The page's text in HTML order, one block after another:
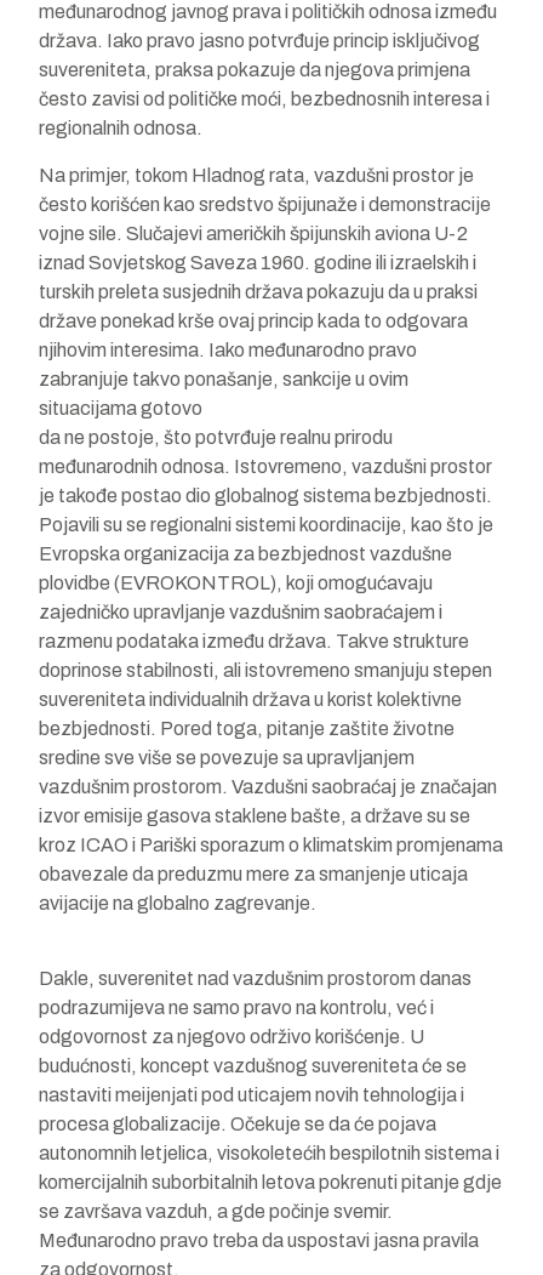
međunarodnog javnog prava i političkih odnosa između
država. Iako pravo jasno potvrđuje princip isključivog
suvereniteta, praksa pokazuje da njegova primjena
često zavisi od političke moći, bezbednosnih interesa i
regionalnih odnosa.
Na primjer, tokom Hladnog rata, vazdušni prostor je
često korišćen kao sredstvo špijunaže i demonstracije
vojne sile. Slučajevi američkih špijunskih aviona U-2
iznad Sovjetskog Saveza 1960. godine ili izraelskih i
turskih preleta susjednih država pokazuju da u praksi
države ponekad krše ovaj princip kada to odgovara
njihovim interesima. Iako međunarodno pravo
zabranjuje takvo ponašanje, sankcije u ovim
situacijama gotovo
da ne postoje, što potvrđuje realnu prirodu
međunarodnih odnosa. Istovremeno, vazdušni prostor
je takođe postao dio globalnog sistema bezbjednosti.
Pojavili su se regionalni sistemi koordinacije, kao što je
Evropska organizacija za bezbjednost vazdušne
plovidbe (EVROKONTROL), koji omogućavaju
zajedničko upravljanje vazdušnim saobraćajem i
razmenu podataka između država. Takve strukture
doprinose stabilnosti, ali istovremeno smanjuju stepen
suvereniteta individualnih država u korist kolektivne
bezbjednosti. Pored toga, pitanje zaštite životne
sredine sve više se povezuje sa upravljanjem
vazdušnim prostorom. Vazdušni saobraćaj je značajan
izvor emisije gasova staklene bašte, a države su se
kroz ICAO i Pariški sporazum o klimatskim promjenama
obavezale da preduzmu mere za smanjenje uticaja
avijacije na globalno zagrevanje.
Dakle, suverenitet nad vazdušnim prostorom danas
podrazumijeva ne samo pravo na kontrolu, već i
odgovornost za njegovo održivo korišćenje. U
budućnosti, koncept vazdušnog suvereniteta će se
nastaviti meijenjati pod uticajem novih tehnologija i
procesa globalizacije. Očekuje se da će pojava
autonomnih letjelica, visokoletećih bespilotnih sistema i
komercijalnih suborbitalnih letova pokrenuti pitanje gdje
se završava vazduh, a gde počinje svemir.
Međunarodno pravo treba da uspostavi jasna pravila
za odgovornost,